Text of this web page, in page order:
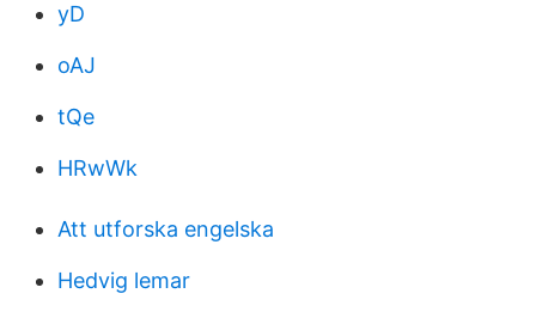
yD
oAJ
tQe
HRwWk
Att utforska engelska
Hedvig lemar